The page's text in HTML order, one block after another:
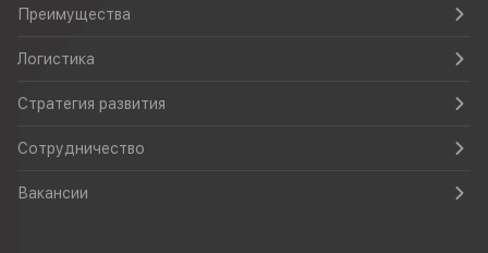
Преимущества
Логистика
Стратегия развития
Сотрудничество
Вакансии